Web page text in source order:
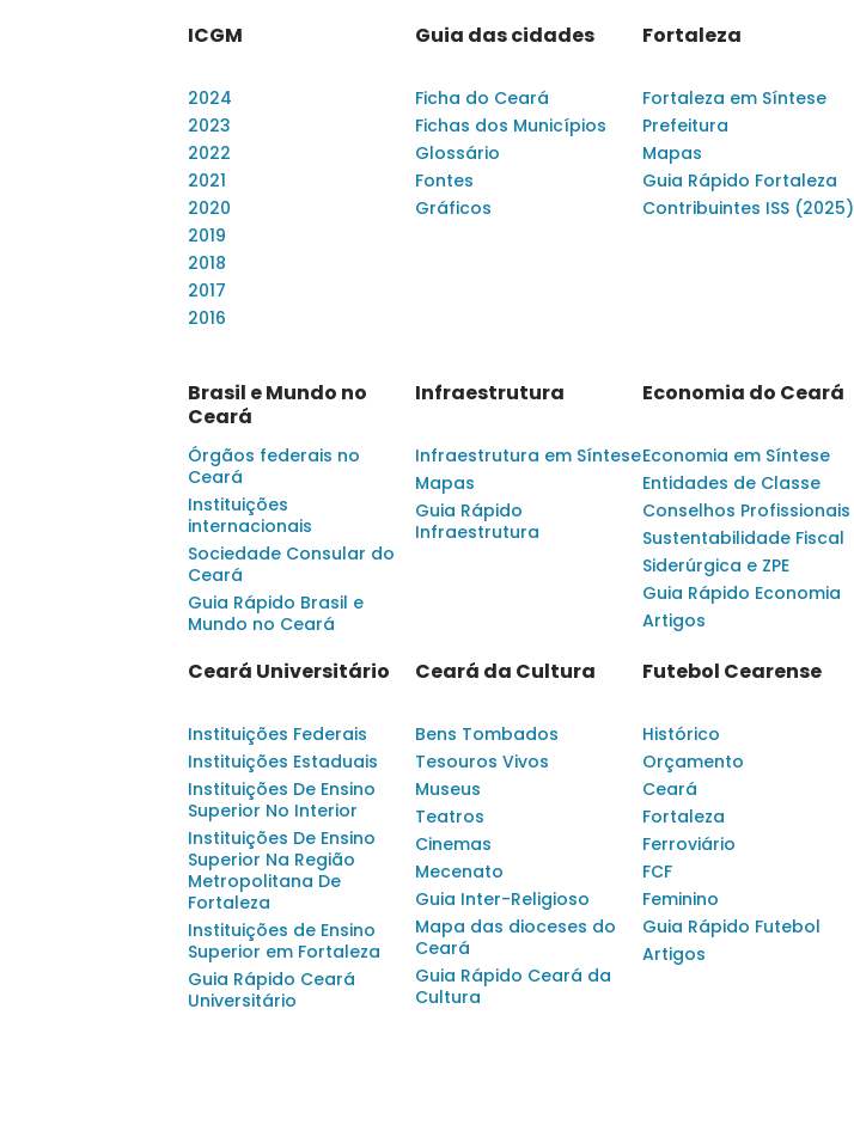
ICGM
2024
2023
2022
2021
2020
2019
2018
2017
2016
Guia das cidades
Ficha do Ceará
Fichas dos Municípios
Glossário
Fontes
Gráficos
Fortaleza
Fortaleza em Síntese
Prefeitura
Mapas
Guia Rápido Fortaleza
Contribuintes ISS (2025)
Brasil e Mundo no
Ceará
Órgãos federais no
Ceará
Instituições
internacionais
Sociedade Consular do
Ceará
Guia Rápido Brasil e
Mundo no Ceará
Infraestrutura
Infraestrutura em Síntese
Mapas
Guia Rápido
Infraestrutura
Economia do Ceará
Economia em Síntese
Entidades de Classe
Conselhos Profissionais
Sustentabilidade Fiscal
Siderúrgica e ZPE
Guia Rápido Economia
Artigos
Ceará Universitário
Instituições Federais
Instituições Estaduais
Instituições De Ensino
Superior No Interior
Instituições De Ensino
Superior Na Região
Metropolitana De
Fortaleza
Instituições de Ensino
Superior em Fortaleza
Guia Rápido Ceará
Universitário
Ceará da Cultura
Bens Tombados
Tesouros Vivos
Museus
Teatros
Cinemas
Mecenato
Guia Inter-Religioso
Mapa das dioceses do
Ceará
Guia Rápido Ceará da
Cultura
Futebol Cearense
Histórico
Orçamento
Ceará
Fortaleza
Ferroviário
FCF
Feminino
Guia Rápido Futebol
Artigos